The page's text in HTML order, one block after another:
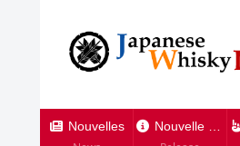
Nouvelles Nouvelle version